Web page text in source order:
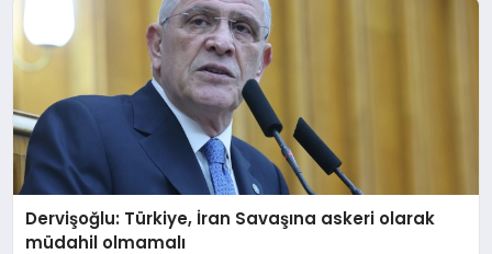
Dervişoğlu: Türkiye, İran Savaşına askeri olarak
müdahil olmamalı